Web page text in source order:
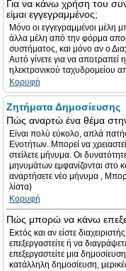
Για να κάνω χρήση του
είμαι εγγεγραμμένος;
Μόνο οι εγγεγραμμένοι μέλη
άλλα μέλη από την φόρμα
συστήματος, και μόνο αν ο
Αυτό γίνετε για να
ηλεκτρονικού ταχυδρομείου
Κορυφή
Ζητήματα Δημοσίευσης
Πώς αναρτώ ένα θέμα
Είναι πολύ εύκολο, απλά
Ενοτήτων. Μπορεί να
στείλετε μήνυμα. Οι
μηνυμάτων εμφανίζονται στο
αναρτήσετε νέο μήνυμα ,
λίστα)
Κορυφή
Πώς μπορώ να κάνω
Εκτός και αν είστε
επεξεργαστείτε ή να
επεξεργαστείτε μια
κατάλληλη δημοσίευση,